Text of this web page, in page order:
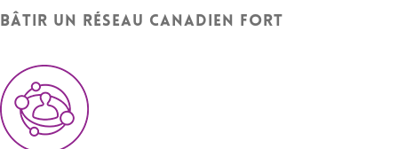
Bâtir un réseau canadien fort